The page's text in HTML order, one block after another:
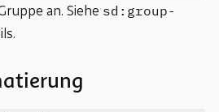
an. Siehe sd:group-